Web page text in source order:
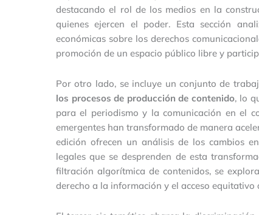
destacando el rol de los medios en la
quienes ejercen el poder. Esta sección
económicas sobre los derechos
promoción de un espacio público libre y
Por otro lado, se incluye un conjunto de
los procesos de producción de contenido, lo
para el periodismo y la comunicación en el
emergentes han transformado de manera
edición ofrecen un análisis de los cambios
legales que se desprenden de esta
filtración algorítmica de contenidos, se
derecho a la información y el acceso equitativo